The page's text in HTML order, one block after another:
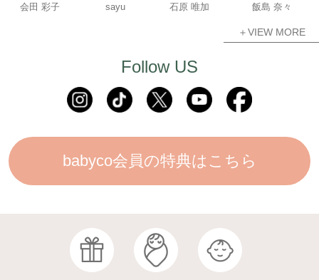
会田 彩子 sayu 石原 唯加 飯島 奈々
＋VIEW MORE
Follow US
babyco会員の特典はこちら